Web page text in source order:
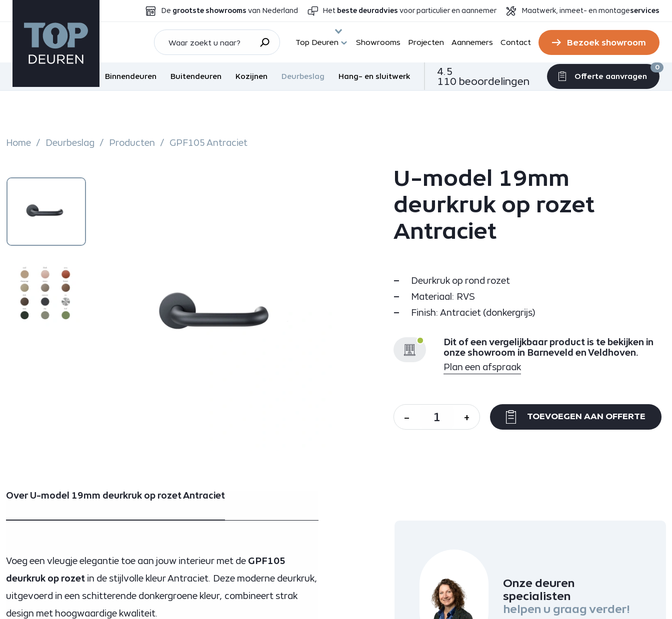
De grootste showrooms van Nederland Het beste deuradvies voor particulier en aannemer Maatwerk, inmeet- en montageservices
Top Deuren Showrooms Projecten Aannemers Contact Bezoek showroom
Binnendeuren Buitendeuren Kozijnen Deurbeslag Hang- en sluitwerk
4.5
110 beoordelingen
Offerte aanvragen
0
Home Deurbeslag Producten GPF105 Antraciet
U-model 19mm
deurkruk op rozet
Antraciet
Deurkruk op rond rozet
Materiaal: RVS
Finish: Antraciet (donkergrijs)
Dit of een vergelijkbaar product is te bekijken in
onze showroom in Barneveld en Veldhoven.
Plan een afspraak
- + TOEVOEGEN AAN OFFERTE
Over U-model 19mm deurkruk op rozet Antraciet
Voeg een vleugje elegantie toe aan jouw interieur met de GPF105
deurkruk op rozet in de stijlvolle kleur Antraciet. Deze moderne deurkruk,
uitgevoerd in een schitterende donkergroene kleur, combineert strak
design met hoogwaardige kwaliteit.
Onze deuren
specialisten
helpen u graag verder!